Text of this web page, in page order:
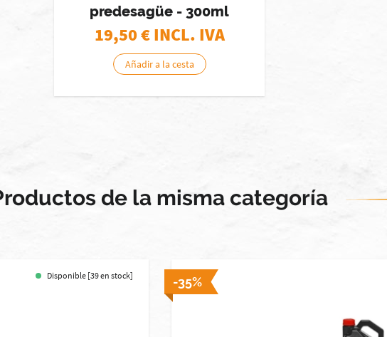
predesagüe - 300ml
19,50€ INCL. IVA
Añadir a la cesta
de la misma categoría
Disponible [39 en stock] -35%